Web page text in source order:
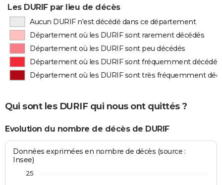
Les DURIF par lieu de décès
Aucun DURIF n'est décédé dans ce département
Département où les DURIF sont rarement décédés
Département où les DURIF sont peu décédés
Département où les DURIF sont fréquemment décédés
Département où les DURIF sont très fréquemment
Qui sont les DURIF qui nous ont quittés ?
Evolution du nombre de décès de DURIF
Données exprimées en nombre de décès (source :
Insee)
25